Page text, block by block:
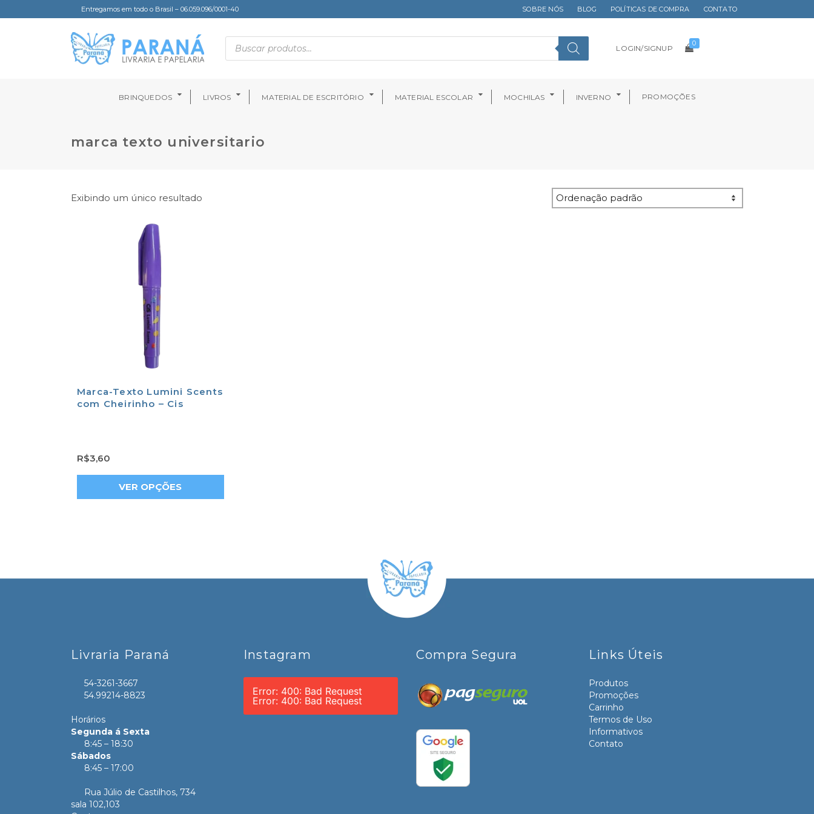
Entregamos em todo o Brasil – 06.059.096/0001-40 SOBRE NÓS BLOG POLÍTICAS DE COMPRA CONTATO
LOGIN/SIGNUP
0
BRINQUEDOS LIVROS MATERIAL DE ESCRITÓRIO MATERIAL ESCOLAR MOCHILAS INVERNO PROMOÇÕES
marca texto universitario
Exibindo um único resultado
Marca-Texto Lumini Scents
com Cheirinho – Cis
R$3,60
VER OPÇÕES
Livraria Paraná
54-3261-3667
54.99214-8823
Horários
Segunda á Sexta
8:45 – 18:30
Sábados
8:45 – 17:00
Rua Júlio de Castilhos, 734
sala 102,103
Instagram
Error: 400: Bad Request
Error: 400: Bad Request
Compra Segura Links Úteis
Produtos
Promoções
Carrinho
Termos de Uso
Informativos
Contato